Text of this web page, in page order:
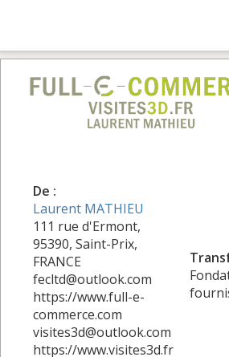
De :
Laurent MATHIEU
111 rue d'Ermont,
95390, Saint-Prix,
FRANCE
fecltd@outlook.com
https://www.full-e-
commerce.com
visites3d@outlook.com
https://www.visites3d.fr